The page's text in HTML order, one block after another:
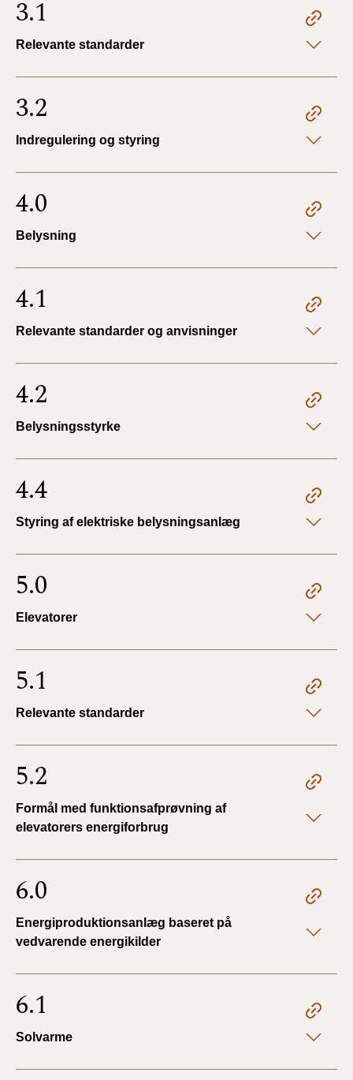
3.1
Relevante standarder
3.2
Indregulering og styring
4.0
Belysning
4.1
Relevante standarder og anvisninger
4.2
Belysningsstyrke
4.4
Styring af elektriske belysningsanlæg
5.0
Elevatorer
5.1
Relevante standarder
5.2
Formål med funktionsafprøvning af
elevatorers energiforbrug
6.0
Energiproduktionsanlæg baseret på
vedvarende energikilder
6.1
Solvarme